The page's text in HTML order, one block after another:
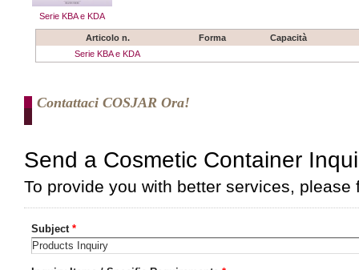
Serie KBA e KDA
Articolo n. Forma
Capacità
Serie KBA e KDA
Contattaci COSJAR Ora!